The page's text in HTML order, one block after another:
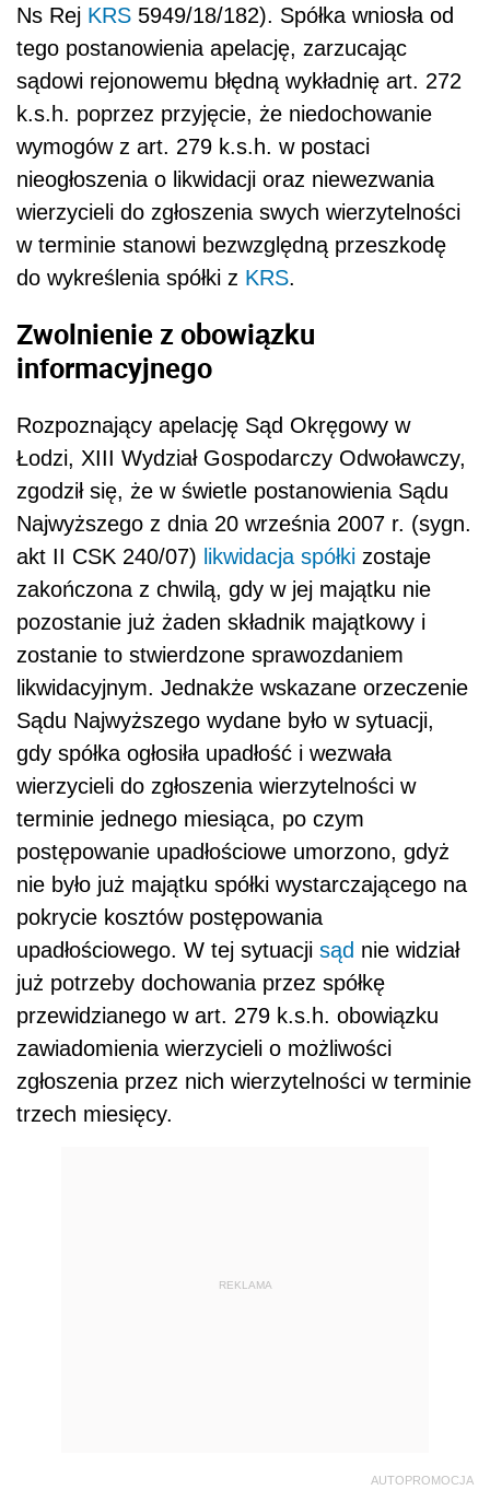
Ns Rej KRS 5949/18/182). Spółka wniosła od
tego postanowienia apelację, zarzucając
sądowi rejonowemu błędną wykładnię art. 272
k.s.h. poprzez przyjęcie, że niedochowanie
wymogów z art. 279 k.s.h. w postaci
nieogłoszenia o likwidacji oraz niewezwania
wierzycieli do zgłoszenia swych wierzytelności
w terminie stanowi bezwzględną przeszkodę
do wykreślenia spółki z KRS.
Zwolnienie z obowiązku
informacyjnego
Rozpoznający apelację Sąd Okręgowy w
Łodzi, XIII Wydział Gospodarczy Odwoławczy,
zgodził się, że w świetle postanowienia Sądu
Najwyższego z dnia 20 września 2007 r. (sygn.
akt II CSK 240/07) likwidacja spółki zostaje
zakończona z chwilą, gdy w jej majątku nie
pozostanie już żaden składnik majątkowy i
zostanie to stwierdzone sprawozdaniem
likwidacyjnym. Jednakże wskazane orzeczenie
Sądu Najwyższego wydane było w sytuacji,
gdy spółka ogłosiła upadłość i wezwała
wierzycieli do zgłoszenia wierzytelności w
terminie jednego miesiąca, po czym
postępowanie upadłościowe umorzono, gdyż
nie było już majątku spółki wystarczającego na
pokrycie kosztów postępowania
upadłościowego. W tej sytuacji sąd nie widział
już potrzeby dochowania przez spółkę
przewidzianego w art. 279 k.s.h. obowiązku
zawiadomienia wierzycieli o możliwości
zgłoszenia przez nich wierzytelności w terminie
trzech miesięcy.
REKLAMA
AUTOPROMOCJA